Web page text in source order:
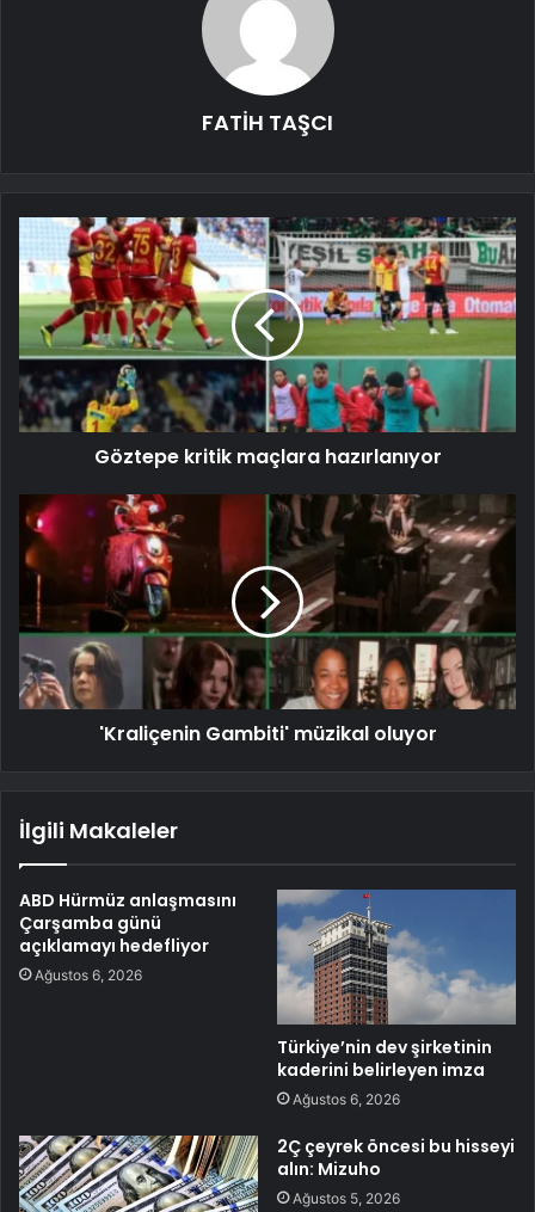
FATİH TAŞCI
Göztepe kritik maçlara hazırlanıyor
'Kraliçenin Gambiti' müzikal oluyor
İlgili Makaleler
ABD Hürmüz anlaşmasını
Çarşamba günü
açıklamayı hedefliyor
Ağustos 6, 2026
Türkiye’nin dev şirketinin
kaderini belirleyen imza
Ağustos 6, 2026
2Ç çeyrek öncesi bu hisseyi
alın: Mizuho
Ağustos 5, 2026